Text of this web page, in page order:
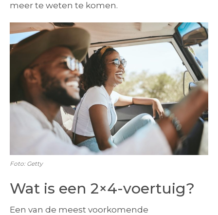
meer te weten te komen.
Foto: Getty
Wat is een 2×4-voertuig?
Een van de meest voorkomende